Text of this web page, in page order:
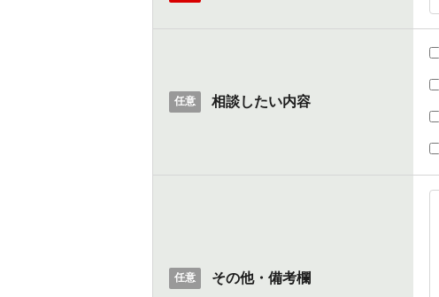
任意 相談したい内容
任意 その他・備考欄